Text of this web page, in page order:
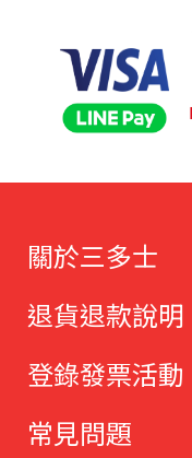
關於三多士
退貨退款說明
登錄發票活動
常見問題